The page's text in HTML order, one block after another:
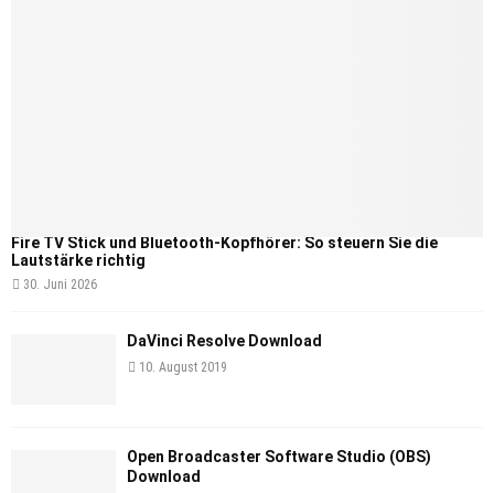
Fire TV Stick und Bluetooth-Kopfhörer: So steuern Sie die
Lautstärke richtig
30. Juni 2026
DaVinci Resolve Download
10. August 2019
Open Broadcaster Software Studio (OBS)
Download